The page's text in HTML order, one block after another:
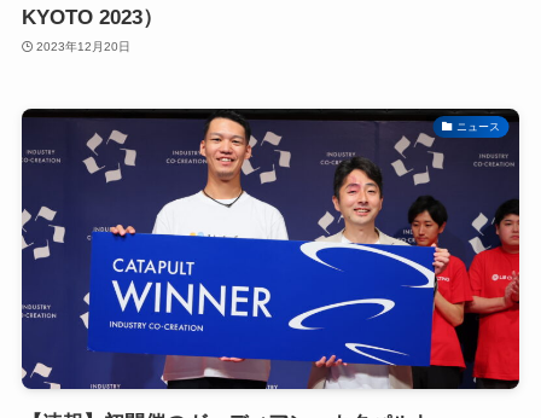
KYOTO 2023）
2023年12月20日
ニュース